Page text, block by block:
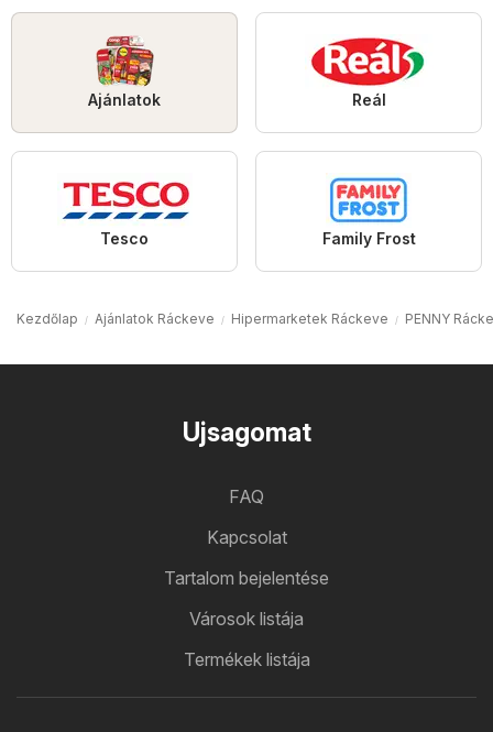
Ajánlatok Reál
Tesco Family Frost
Kezdőlap Ajánlatok Ráckeve Hipermarketek Ráckeve PENNY
Ujsagomat
FAQ
Kapcsolat
Tartalom bejelentése
Városok listája
Termékek listája